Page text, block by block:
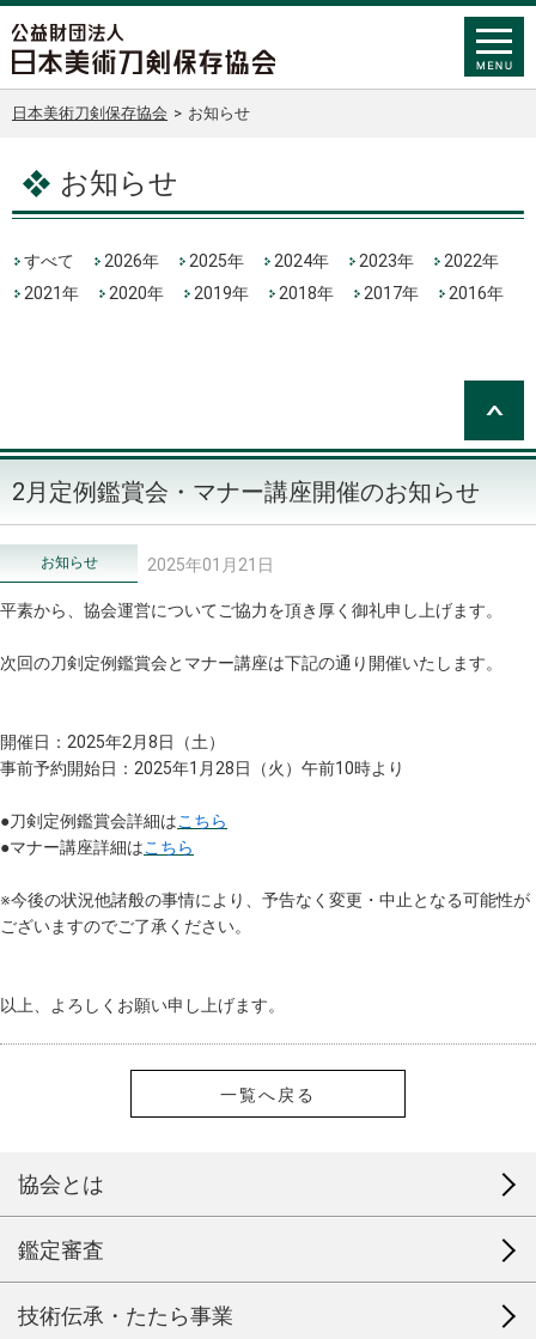
日本美術刀剣保存協会 > お知らせ
お知らせ
すべて 2026年 2025年 2024年 2023年
2022年
2021年
2020年 2019年 2018年 2017年 2016年
2月定例鑑賞会・マナー講座開催のお知らせ
お知らせ 2025年01月21日
平素から、協会運営についてご協力を頂き厚く御礼申し上げます。
次回の刀剣定例鑑賞会とマナー講座は下記の通り開催いたします。
開催日：2025年2月8日（土）
事前予約開始日：2025年1月28日（火）午前10時より
●刀剣定例鑑賞会詳細はこちら
●マナー講座詳細はこちら
※今後の状況他諸般の事情により、予告なく変更・中止となる可能性が
ございますのでご了承ください。
以上、よろしくお願い申し上げます。
一覧へ戻る
協会とは
鑑定審査
技術伝承・たたら事業